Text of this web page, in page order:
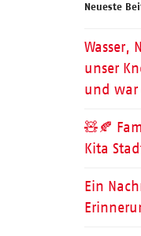
Neueste
Wasser,
unser
und war
🧸🍂
Kita
Ein